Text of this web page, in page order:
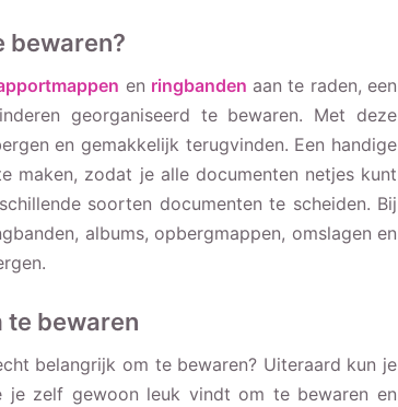
bewaren?
en ringbanden aan te raden, een
georganiseerd te bewaren. Met deze
en gemakkelijk terugvinden. Een handige
maken, zodat je alle documenten netjes kunt
soorten documenten te scheiden. Bij
albums, opbergmappen, omslagen en
te bewaren
belangrijk om te bewaren? Uiteraard kun je
je zelf gewoon leuk vindt om te bewaren en